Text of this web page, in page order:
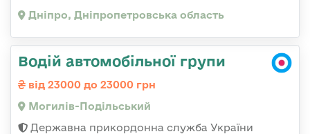
Дніпро, Дніпропетровська область
Водій автомобільної групи
від 23000 до 23000 грн
Могилів-Подільський
Державна прикордонна служба України